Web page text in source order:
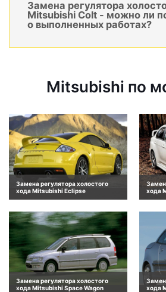
Замена регулятора
Mitsubishi Colt - можно ли
о выполненных работах?
Mitsubishi по
Замена регулятора холостого
хода Mitsubishi Eclipse
хода
Замена регулятора холостого
хода Mitsubishi Space Wagon
хода